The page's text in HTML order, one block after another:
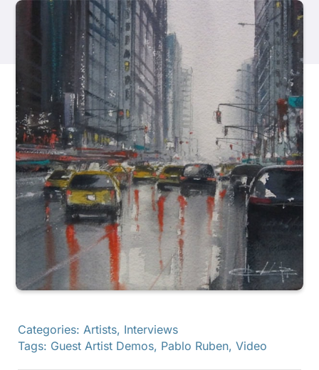
Événements
Blog
Ressources
Trouver un détaillant
Contactez-nous
Categories: Artists, Interviews
Tags: Guest Artist Demos, Pablo Ruben, Video